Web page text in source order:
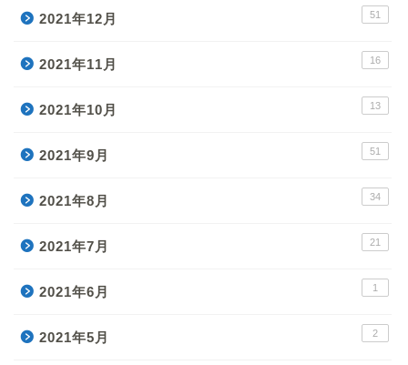
2021年12月 51
2021年11月 16
2021年10月 13
2021年9月 51
2021年8月 34
2021年7月 21
2021年6月 1
2021年5月 2